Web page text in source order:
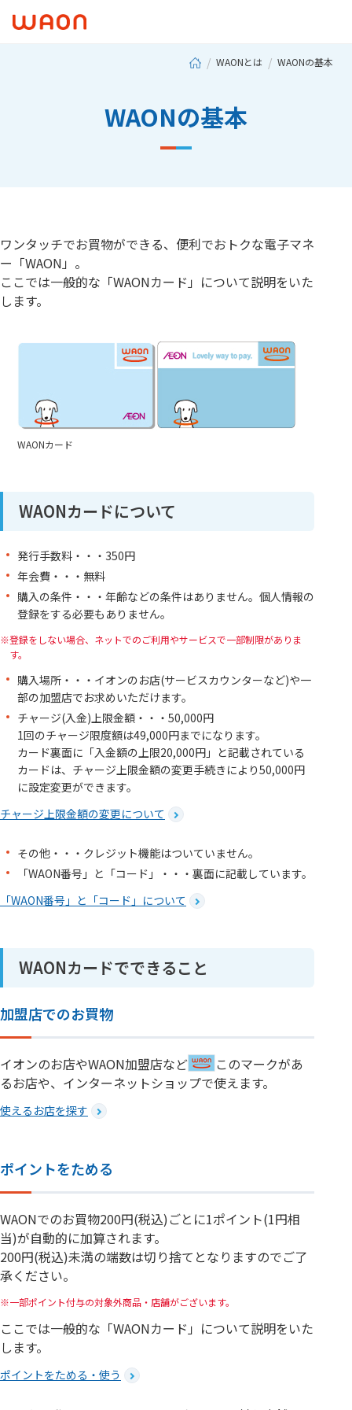
WAONとは WAONの基本
WAONの基本
ワンタッチでお買物ができる、便利でおトクな電子マネ
ー「WAON」。
ここでは一般的な「WAONカード」について説明をいた
します。
WAONカード
WAONカードについて
発行手数料・・・350円
年会費・・・無料
購入の条件・・・年齢などの条件はありません。個人情報の
登録をする必要もありません。
登録をしない場合、ネットでのご利用やサービスで一部制限がありま
す。
購入場所・・・イオンのお店(サービスカウンターなど)や一
部の加盟店でお求めいただけます。
チャージ(入金)上限金額・・・50,000円
1回のチャージ限度額は49,000円までになります。
カード裏面に「入金額の上限20,000円」と記載されている
カードは、チャージ上限金額の変更手続きにより50,000円
に設定変更ができます。
チャージ上限金額の変更について
その他・・・クレジット機能はついていません。
「WAON番号」と「コード」・・・裏面に記載しています。
「WAON番号」と「コード」について
WAONカードでできること
加盟店でのお買物
イオンのお店やWAON加盟店など
このマークがあ
るお店や、インターネットショップで使えます。
使えるお店を探す
ポイントをためる
WAONでのお買物200円(税込)ごとに1ポイント(1円相
当)が自動的に加算されます。​
200円(税込)未満の端数は切り捨てとなりますのでご了
承ください。
一部ポイント付与の対象外商品・店舗がございます。
ここでは一般的な「WAONカード」について説明をいた
します。
ポイントをためる・使う